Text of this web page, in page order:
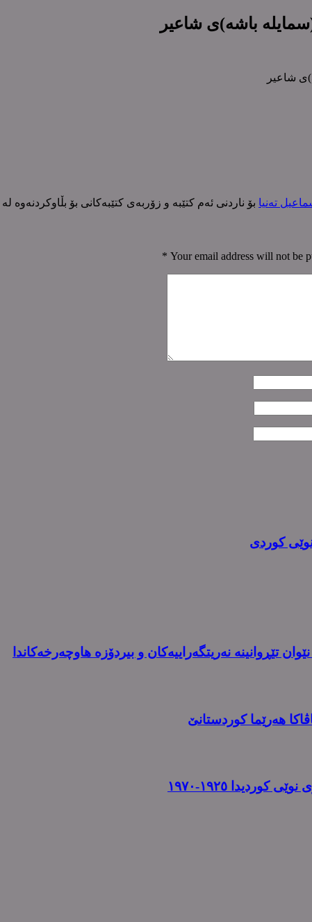
باشە)ی شاعیر
شاعیر
تەنیا بۆ ناردنی ئەم کتێبە و زۆربەی کتێبەکانی بۆ بڵاوکردنەوە لە
Your email address will not be
*
نوێی کوردی
تێڕوانینە نەریتگەراییەکان و بیردۆزە هاوچەرخەکاندا
هەرێما کوردستانێ
١٩٢٥-١٩٧٠